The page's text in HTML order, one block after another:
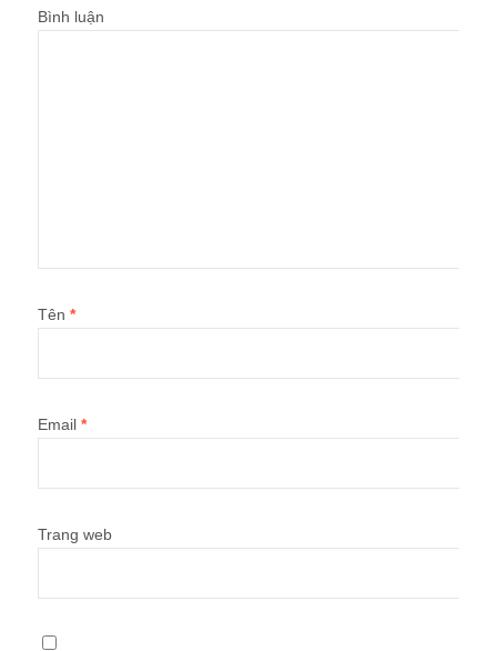
Bình luận
Tên *
Email *
Trang web